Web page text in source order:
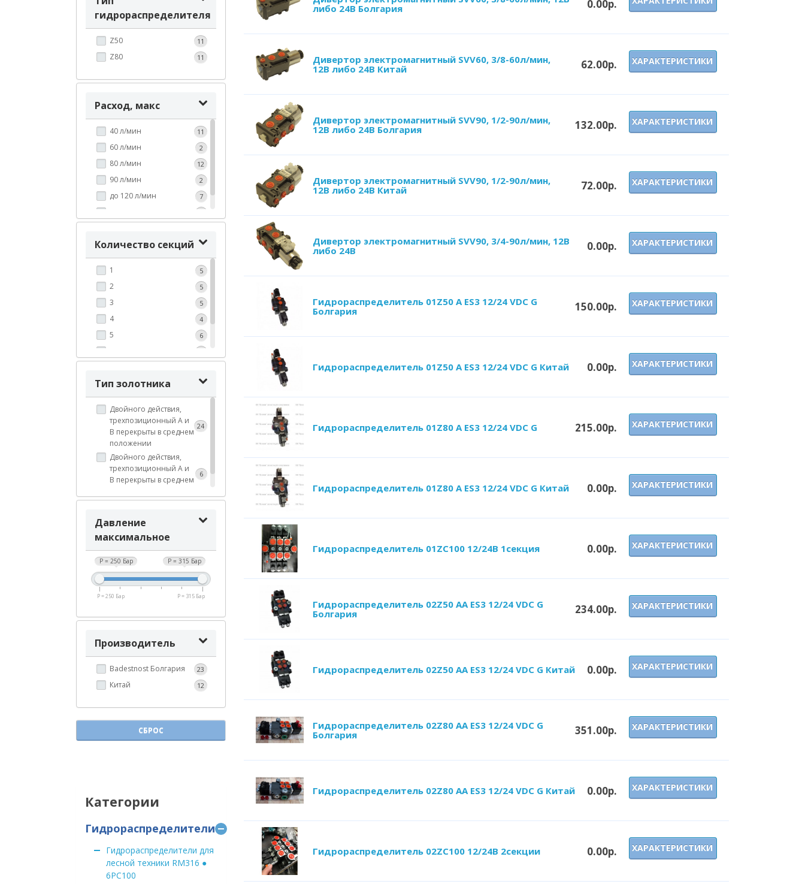
гидрораспределителя
Z50 11
Z80 11
Расход, макс
40 л/мин 11
60 л/мин 2
80 л/мин 12
90 л/мин 2
до 120 л/мин 7
Количество секций
1 5
2 5
3 5
4 4
5 6
Тип золотника
Двойного действия,
трехпозиционный A и
В перекрыты в среднем
положении
24
Двойного действия,
трехпозиционный A и
В перекрыты в среднем
6
Давление
максимальное
P = 250 Бар P = 315 Бар
P = 250 Бар P = 315 Бар
Производитель
Badestnost Болгария 23
Китай 12
СБРОС
Категории
Гидрораспределители
Гидрораспределители для
лесной техники RM316 ●
6PC100
либо 24В Болгария
0.00р.
Дивертор электромагнитный SVV60, 3/8-60л/мин,
12В либо 24В Китай
62.00р. ХАРАКТЕРИСТИКИ
Дивертор электромагнитный SVV90, 1/2-90л/мин,
12В либо 24В Болгария
132.00р. ХАРАКТЕРИСТИКИ
Дивертор электромагнитный SVV90, 1/2-90л/мин,
12В либо 24В Китай
72.00р. ХАРАКТЕРИСТИКИ
Дивертор электромагнитный SVV90, 3/4-90л/мин, 12В
либо 24В
0.00р. ХАРАКТЕРИСТИКИ
Гидрораспределитель 01Z50 A ES3 12/24 VDC G
Болгария
150.00р. ХАРАКТЕРИСТИКИ
Гидрораспределитель 01Z50 A ES3 12/24 VDC G Китай 0.00р. ХАРАКТЕРИСТИКИ
Гидрораспределитель 01Z80 A ES3 12/24 VDC G 215.00р. ХАРАКТЕРИСТИКИ
Гидрораспределитель 01Z80 A ES3 12/24 VDC G Китай 0.00р. ХАРАКТЕРИСТИКИ
Гидрораспределитель 01ZC100 12/24В 1секция 0.00р. ХАРАКТЕРИСТИКИ
Гидрораспределитель 02Z50 AA ES3 12/24 VDC G
Болгария
234.00р. ХАРАКТЕРИСТИКИ
Гидрораспределитель 02Z50 AA ES3 12/24 VDC G Китай 0.00р. ХАРАКТЕРИСТИКИ
Гидрораспределитель 02Z80 AA ES3 12/24 VDC G
Болгария
351.00р. ХАРАКТЕРИСТИКИ
Гидрораспределитель 02Z80 AA ES3 12/24 VDC G Китай 0.00р. ХАРАКТЕРИСТИКИ
Гидрораспределитель 02ZC100 12/24В 2секции 0.00р. ХАРАКТЕРИСТИКИ